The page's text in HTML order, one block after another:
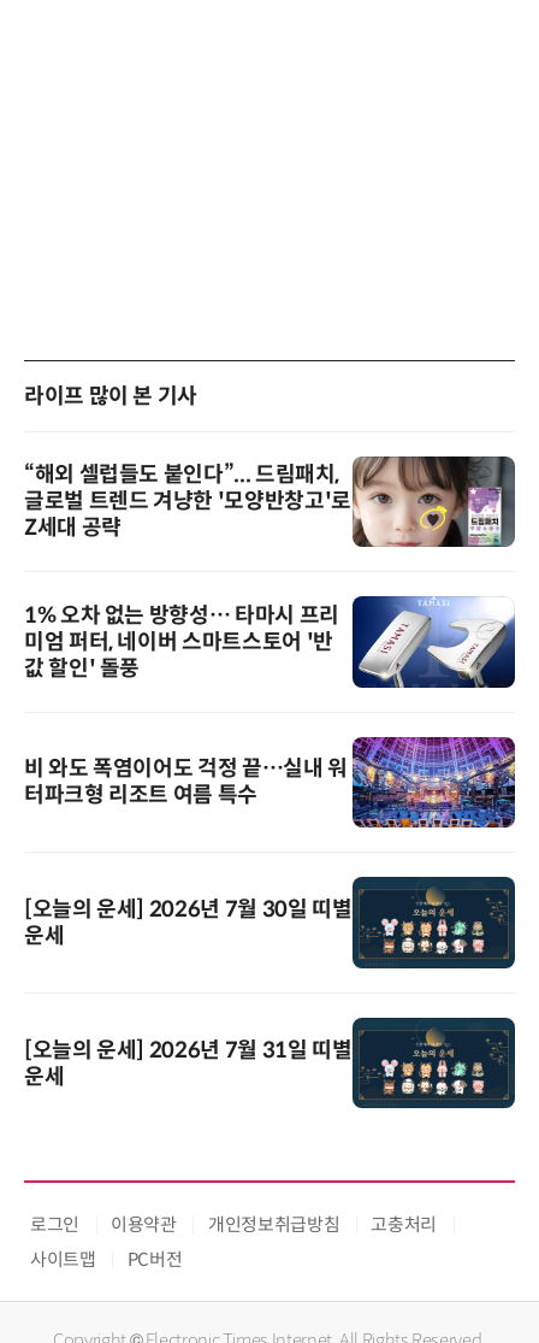
라이프 많이 본 기사
“해외 셀럽들도 붙인다”... 드림패치,
글로벌 트렌드 겨냥한 '모양반창고'로
Z세대 공략
1% 오차 없는 방향성… 타마시 프리
미엄 퍼터, 네이버 스마트스토어 '반
값 할인' 돌풍
비 와도 폭염이어도 걱정 끝…실내 워
터파크형 리조트 여름 특수
[오늘의 운세] 2026년 7월 30일 띠별
운세
[오늘의 운세] 2026년 7월 31일 띠별
운세
로그인 이용약관 개인정보취급방침
고충처리
사이트맵
PC버전